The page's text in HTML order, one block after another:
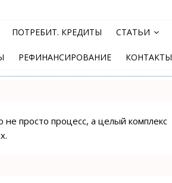
ПОТРЕБИТ. КРЕДИТЫ СТАТЬИ
РЕФИНАНСИРОВАНИЕ КОНТАКТЫ
не просто процесс, а целый комплекс